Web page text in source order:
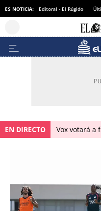
ES NOTICIA: Editoral - El Rúgido
EN DIRECTO Vox votará a